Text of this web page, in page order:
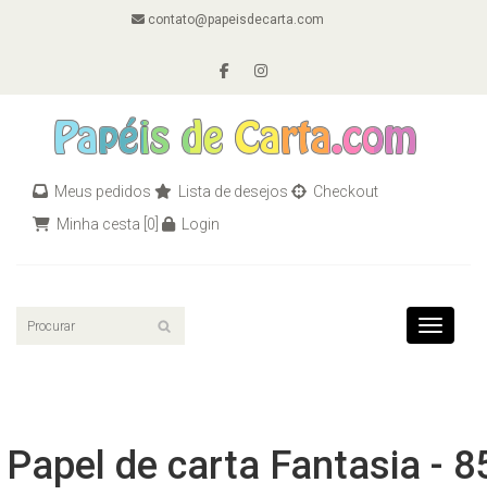
contato@papeisdecarta.com
Meus pedidos Lista de desejos
Checkout
Minha cesta [0] Login
Toggle
Papel de carta Fantasia -